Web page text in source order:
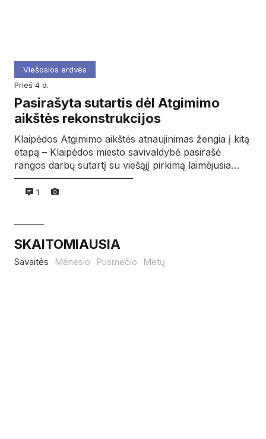
Viešosios erdvės
prieš 4 d.
Pasirašyta sutartis dėl Atgimimo
aikštės rekonstrukcijos
Klaipėdos Atgimimo aikštės atnaujinimas žengia į kitą
etapą – Klaipėdos miesto savivaldybė pasirašė
rangos darbų sutartį su viešąjį pirkimą laimėjusia…
1
SKAITOMIAUSIA
Savaitės Mėnesio Pusmečio Metų